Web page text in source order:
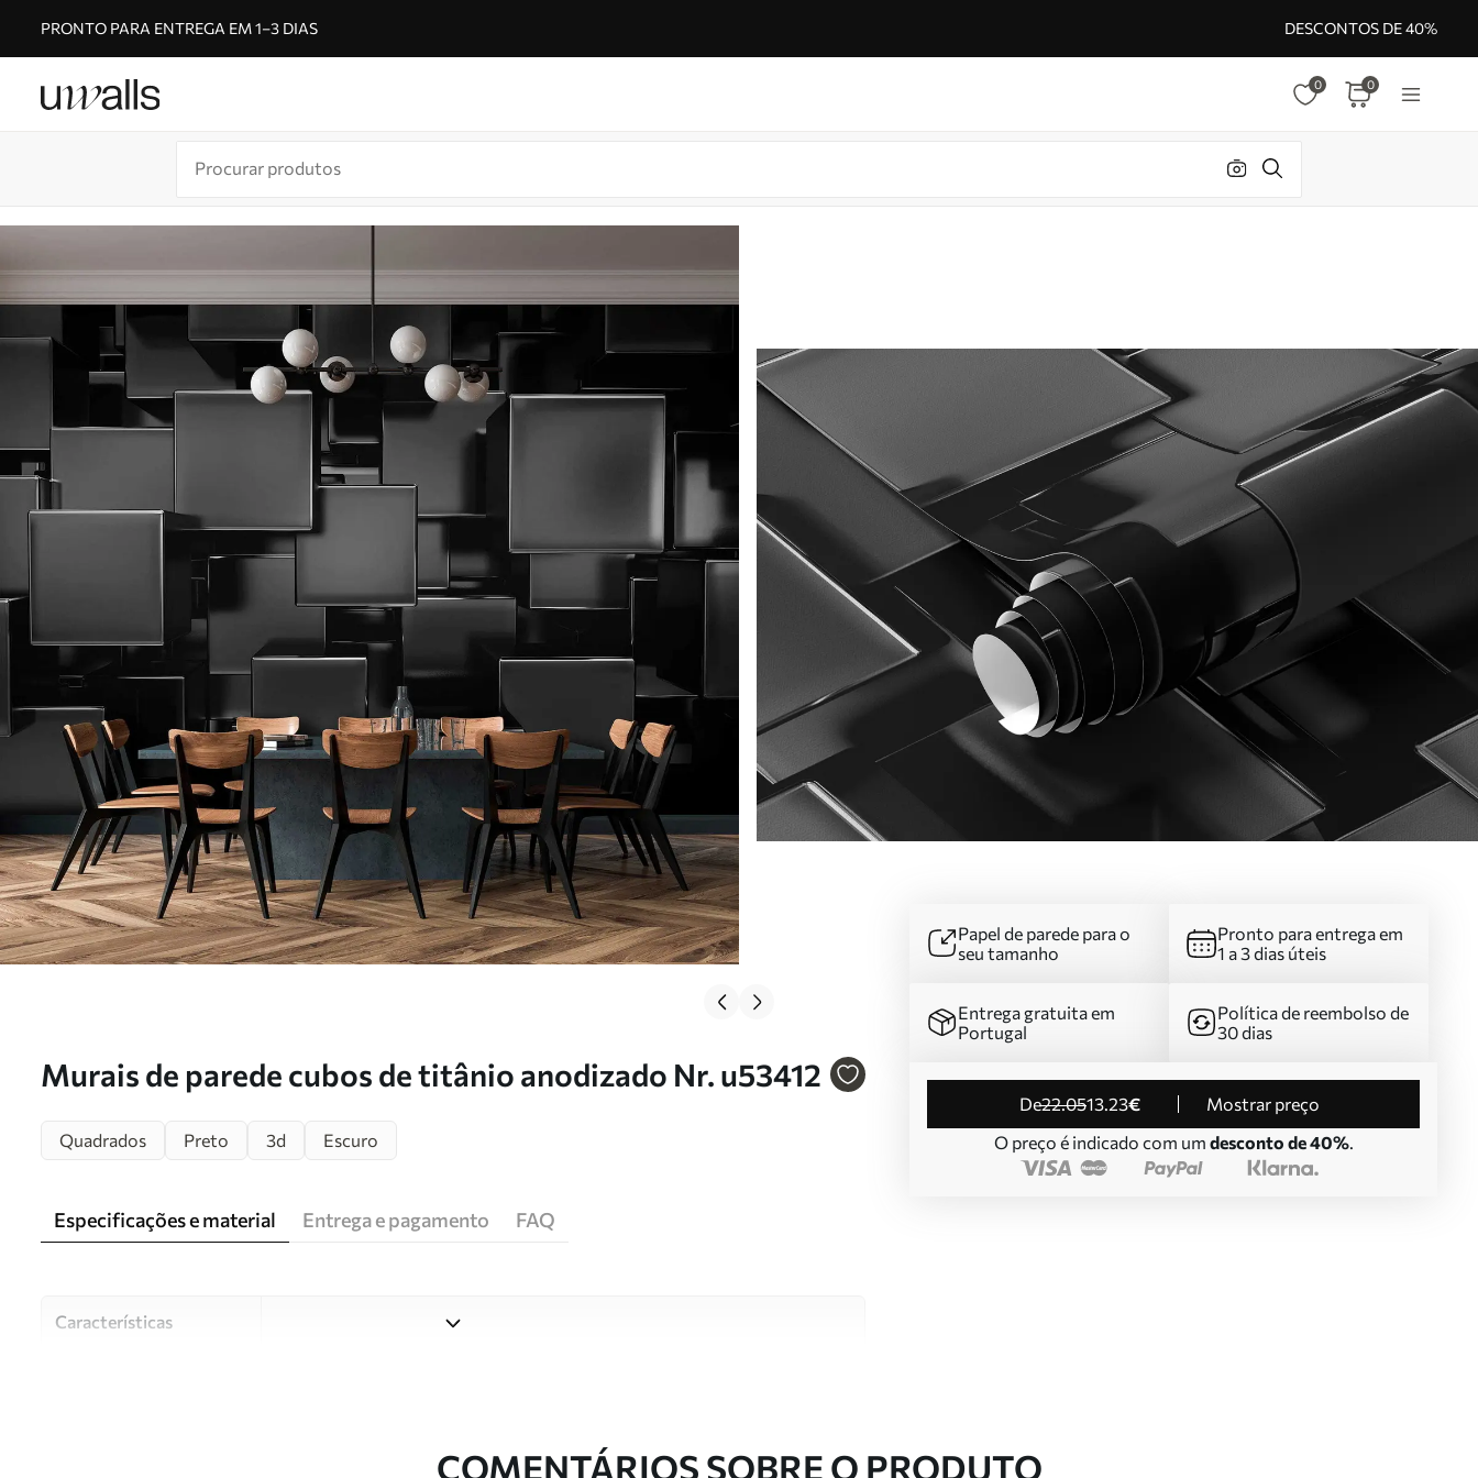
PRONTO PARA ENTREGA EM 1–3 DIAS DESCONTOS DE 40%
0 0
Murais de parede cubos de titânio anodizado Nr. u53412
Papel de parede para o
seu tamanho
Pronto para entrega em
1 a 3 dias úteis
Entrega gratuita em
Portugal
Política de reembolso de
30 dias
de22.0513.23€
Mostrar preço
O preço é indicado com um desconto de 40%.
Quadrados Preto 3d Escuro
Especificações e material Entrega e pagamento FAQ
Características
COMENTÁRIOS SOBRE O PRODUTO